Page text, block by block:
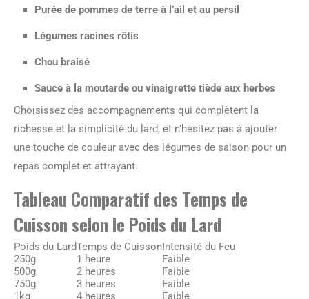
Purée de pommes de terre à l’ail et au persil
Légumes racines rôtis
Chou braisé
Sauce à la moutarde ou vinaigrette tiède aux herbes
Choisissez des accompagnements qui complètent la
richesse et la simplicité du lard, et n’hésitez pas à ajouter
une touche de couleur avec des légumes de saison pour un
repas complet et attrayant.
Tableau Comparatif des Temps de
Cuisson selon le Poids du Lard
Poids du LardTemps de CuissonIntensité du Feu
250g
1 heure
Faible
500g
2 heures
Faible
750g
3 heures
Faible
1kg
4 heures
Faible